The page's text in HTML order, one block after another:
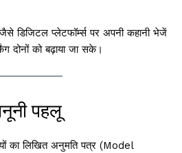
प्लेटफॉर्म्स पर अपनी कहानी भेजें
दोनों को बढ़ाया जा सके।
पहलू
का लिखित अनुमति पत्र (Model